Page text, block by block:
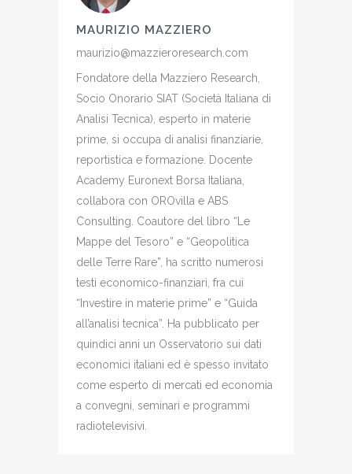
MAURIZIO MAZZIERO
maurizio@mazzieroresearch.com
Fondatore della Mazziero Research,
Socio Onorario SIAT (Società Italiana di
Analisi Tecnica), esperto in materie
prime, si occupa di analisi finanziarie,
reportistica e formazione. Docente
Academy Euronext Borsa Italiana,
collabora con OROvilla e ABS
Consulting. Coautore del libro “Le
Mappe del Tesoro” e “Geopolitica
delle Terre Rare”, ha scritto numerosi
testi economico-finanziari, fra cui
“Investire in materie prime” e “Guida
all’analisi tecnica”. Ha pubblicato per
quindici anni un Osservatorio sui dati
economici italiani ed è spesso invitato
come esperto di mercati ed economia
a convegni, seminari e programmi
radiotelevisivi.